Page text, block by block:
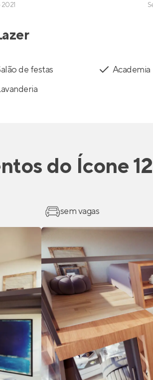
de festas
Academia
do Ícone
sem vagas